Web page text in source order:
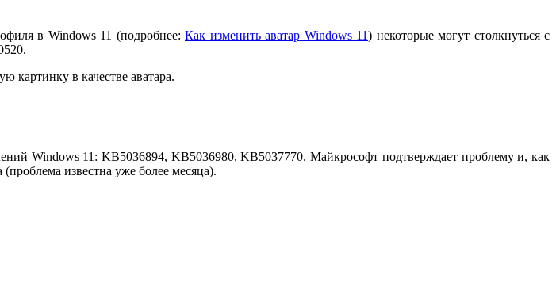
в Windows 11 (подробнее: Как изменить аватар Windows 11) некоторые могут столкнуться с
картинку в качестве аватара.
Windows 11: KB5036894, KB5036980, KB5037770. Майкрософт подтверждает проблему и, как
известна уже более месяца).